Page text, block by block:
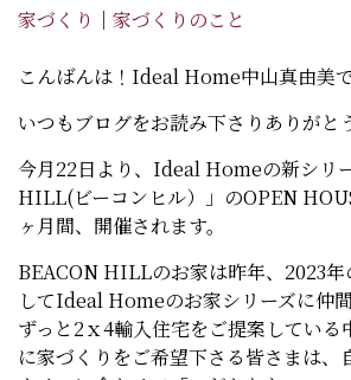
家づくり ｜ 家づくりのこと
こんばんは！Ideal Home中山真由美で
いつもブログをお読み下さりありがと
今月22日より、Ideal Homeの新シリ
HILL(ビーコンヒル）」のOPEN
ヶ月間、開催されます。
BEACON HILLのお家は昨年、2023年
してIdeal Homeのお家シリーズに仲間
ずっと2ｘ4輸入住宅をご提案している
に家づくりをご希望下さる皆さまは、